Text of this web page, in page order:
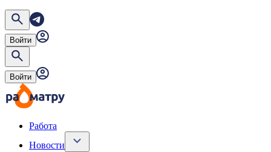
Войти
Войти
Работа
Новости